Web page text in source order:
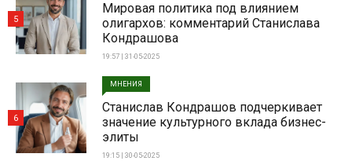
Мировая политика под влиянием
олигархов: комментарий Станислава
Кондрашова
19:57 | 31-05-2025
5
МНЕНИЯ
Станислав Кондрашов подчеркивает
значение культурного вклада бизнес-
элиты
19:15 | 30-05-2025
6